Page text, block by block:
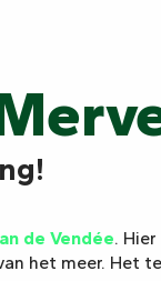
de Vendée.
het meer. Het